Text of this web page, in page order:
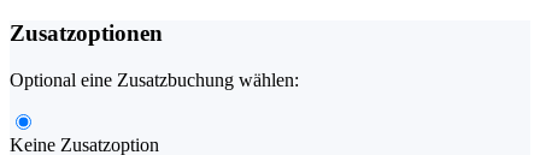
Zusatzoptionen
Optional eine Zusatzbuchung wählen:
Keine Zusatzoption